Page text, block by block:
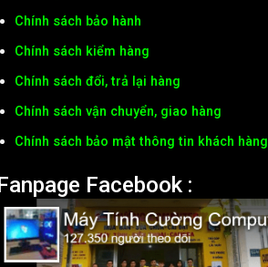
Chính sách bảo hành
Chính sách kiểm hàng
Chính sách đổi, trả lại hàng
Chính sách vận chuyển, giao hàng
Chính sách bảo mật thông tin khách hàng
Facebook :